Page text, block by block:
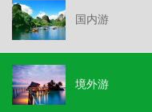
国内游
境外游